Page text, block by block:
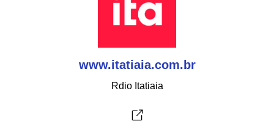
www.itatiaia.com.br
Rdio Itatiaia